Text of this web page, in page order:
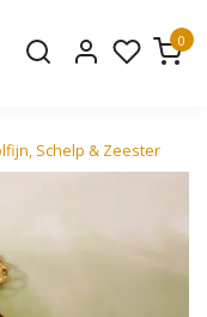
0
Schelp & Zeester